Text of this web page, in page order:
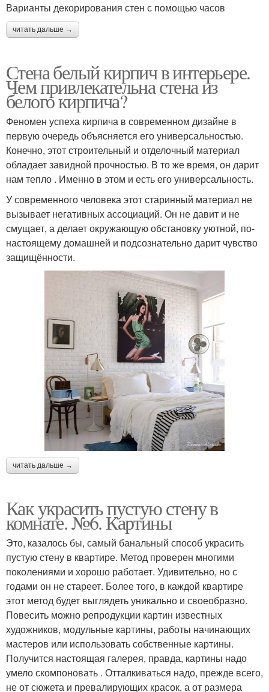
Варианты декорирования стен с помощью часов
читать дальше →
Стена белый кирпич в интерьере.
Чем привлекательна стена из
белого кирпича?
Феномен успеха кирпича в современном дизайне в
первую очередь объясняется его универсальностью.
Конечно, этот строительный и отделочный материал
обладает завидной прочностью. В то же время, он дарит
нам тепло . Именно в этом и есть его универсальность.
У современного человека этот старинный материал не
вызывает негативных ассоциаций. Он не давит и не
смущает, а делает окружающую обстановку уютной, по-
настоящему домашней и подсознательно дарит чувство
защищённости.
читать дальше →
Как украсить пустую стену в
комнате. №6. Картины
Это, казалось бы, самый банальный способ украсить
пустую стену в квартире. Метод проверен многими
поколениями и хорошо работает. Удивительно, но с
годами он не стареет. Более того, в каждой квартире
этот метод будет выглядеть уникально и своеобразно.
Повесить можно репродукции картин известных
художников, модульные картины, работы начинающих
мастеров или использовать собственные картины.
Получится настоящая галерея, правда, картины надо
умело скомпоновать . Отталкиваться надо, прежде всего,
не от сюжета и превалирующих красок, а от размера